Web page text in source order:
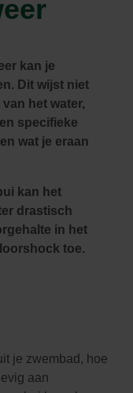
kan je
Dit wijst niet
het water,
specifieke
wat je eraan
kan het
drastisch
in het
toe.
je zwembad, hoe
aan